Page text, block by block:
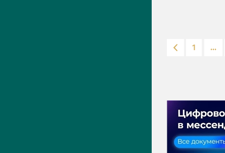
1 ...
ПРЕСС-ЦЕНТР
Актуально
Новости